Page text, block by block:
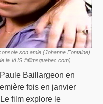
son amie (Johanne Fontaine)
la VHS ©filmsquebec.com)
Baillargeon en
fois en janvier
film explore le